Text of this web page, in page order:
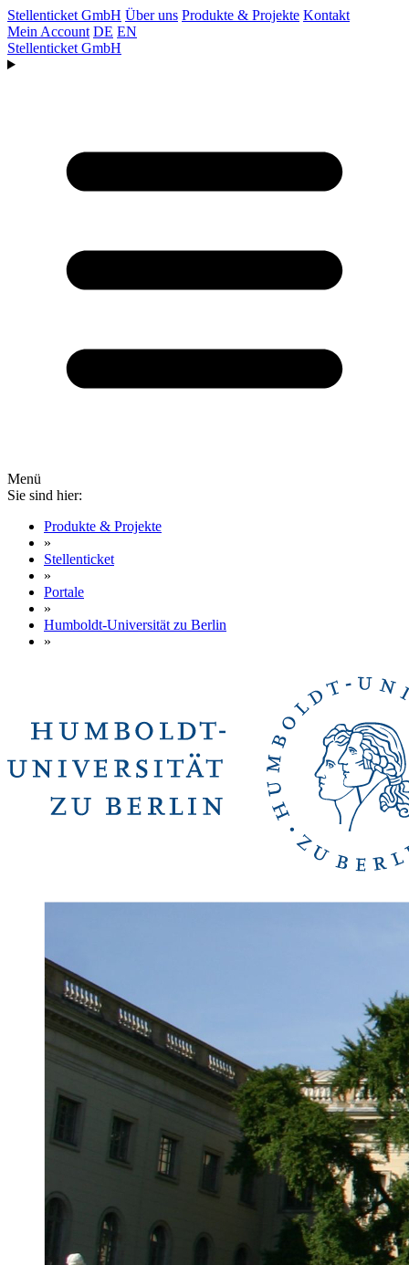
Stellenticket GmbH Über uns Produkte & Projekte Kontakt
Mein Account DE EN
Stellenticket GmbH
Menü
Sie sind hier:
Produkte & Projekte
»
Stellenticket
»
Portale
»
Humboldt-Universität zu Berlin
»